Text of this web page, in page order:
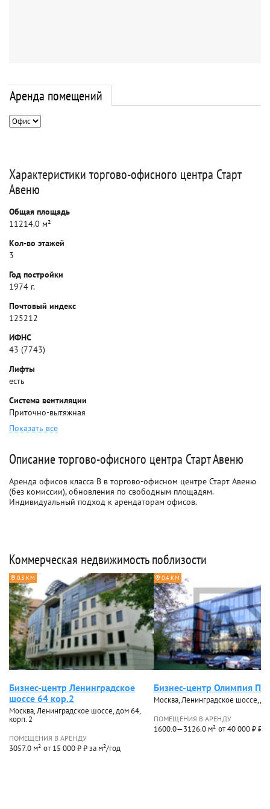
Аренда помещений
Характеристики торгово-офисного центра Старт
Авеню
Общая площадь
11214.0 м²
Кол-во этажей
3
Год постройки
1974 г.
Почтовый индекс
125212
ИФНС
43 (7743)
Лифты
есть
Система вентиляции
Приточно-вытяжная
Показать все
Описание торгово-офисного центра Старт Авеню
Аренда офисов класса B в торгово-офисном центре Старт Авеню
(без комиссии), обновления по свободным площадям.
Индивидуальный подход к арендаторам офисов.
Коммерческая недвижимость поблизости
0.3 КМ
Бизнес-центр Ленинградское
шоссе 64 кор.2
Москва, Ленинградское шоссе, дом 64,
корп. 2
ПОМЕЩЕНИЯ В АРЕНДУ
3057.0 м² от 15 000 ₽ ₽ за м²/год
0.4 КМ
Бизнес-центр Олимпия
Москва, Ленинградское шоссе,
ПОМЕЩЕНИЯ В АРЕНДУ
1600.0—3126.0 м² от 40 000 ₽ ₽